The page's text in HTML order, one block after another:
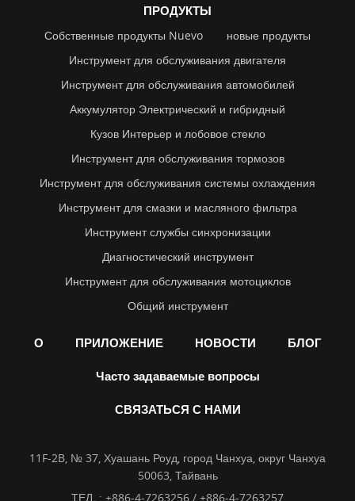
ПРОДУКТЫ
Собственные продукты Nuevo
новые продукты
Инструмент для обслуживания двигателя
Инструмент для обслуживания автомобилей
Аккумулятор Электрический и гибридный
Кузов Интерьер и лобовое стекло
Инструмент для обслуживания тормозов
Инструмент для обслуживания системы охлаждения
Инструмент для смазки и масляного фильтра
Инструмент службы синхронизации
Диагностический инструмент
Инструмент для обслуживания мотоциклов
Общий инструмент
О ПРИЛОЖЕНИЕ НОВОСТИ БЛОГ
Часто задаваемые вопросы
СВЯЗАТЬСЯ С НАМИ
11F-2B, № 37, Хуашань Роуд, город Чанхуа, округ Чанхуа
50063, Тайвань
ТЕЛ. : +886-4-7263256 / +886-4-7263257